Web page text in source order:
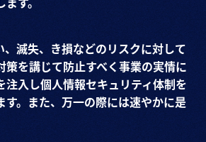
滅失、き損などのリスクに対して
策を講じて防止すべく事業の実情に
注入し個人情報セキュリティ体制を
す。また、万一の際には速やかに是